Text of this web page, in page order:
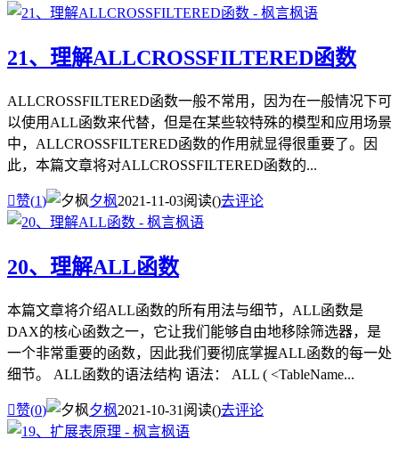
21、理解ALLCROSSFILTERED函数
ALLCROSSFILTERED函数一般不常用，因为在一般情况下可
以使用ALL函数来代替，但是在某些较特殊的模型和应用场景
中，ALLCROSSFILTERED函数的作用就显得很重要了。因
此，本篇文章将对ALLCROSSFILTERED函数的...
赞(1) 夕枫2021-11-03阅读()去评论
20、理解ALL函数
本篇文章将介绍ALL函数的所有用法与细节，ALL函数是
DAX的核心函数之一，它让我们能够自由地移除筛选器，是
一个非常重要的函数，因此我们要彻底掌握ALL函数的每一处
细节。 ALL函数的语法结构 语法： ALL ( <TableName...
赞(0) 夕枫2021-10-31 阅读()去评论